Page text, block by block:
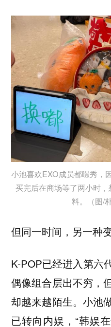
小池喜欢EXO成员都暻秀，
买完后在商场等了两小时
料。（图/
但同一时间，另一种
K-POP已经进入第六
偶像组合层出不穷，
却越来越陌生。小池
已转向内娱，“韩娱